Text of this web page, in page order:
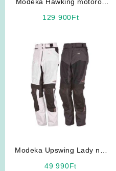
Modeka Hawking motoros
129 900Ft
Modeka Upswing Lady női
49 990Ft